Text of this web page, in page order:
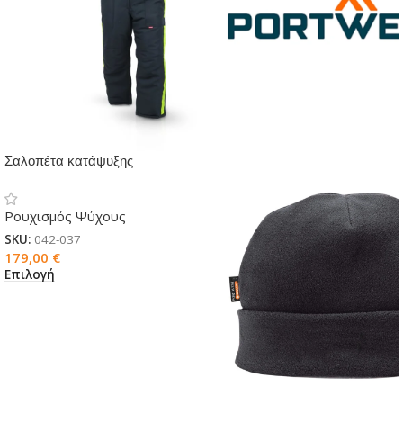
Σαλοπέτα κατάψυξης
Ρουχισμός Ψύχους
SKU: 042-037
179,00 €
Επιλογή